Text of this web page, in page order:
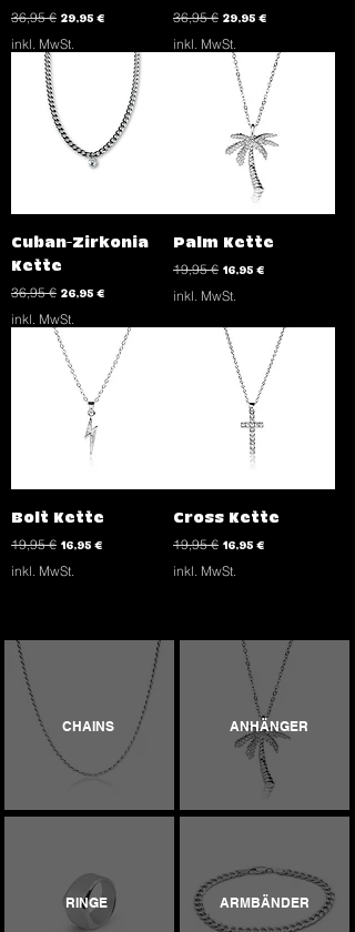
Standardpreis
36,95 € Sale-Preis
29,95 €
inkl. MwSt.
Standardpreis
36,95 € Sale-Preis
29,95 €
inkl. MwSt.
Cuban-Zirkonia
Kette
Standardpreis
36,95 € Sale-Preis
26,95 €
inkl. MwSt.
Palm Kette
Standardpreis
19,95 € Sale-Preis
16,95 €
inkl. MwSt.
Bolt Kette
Standardpreis
19,95 € Sale-Preis
16,95 €
inkl. MwSt.
Cross Kette
Standardpreis
19,95 € Sale-Preis
16,95 €
inkl. MwSt.
CHAINS ANHÄNGER
RINGE ARMBÄNDER